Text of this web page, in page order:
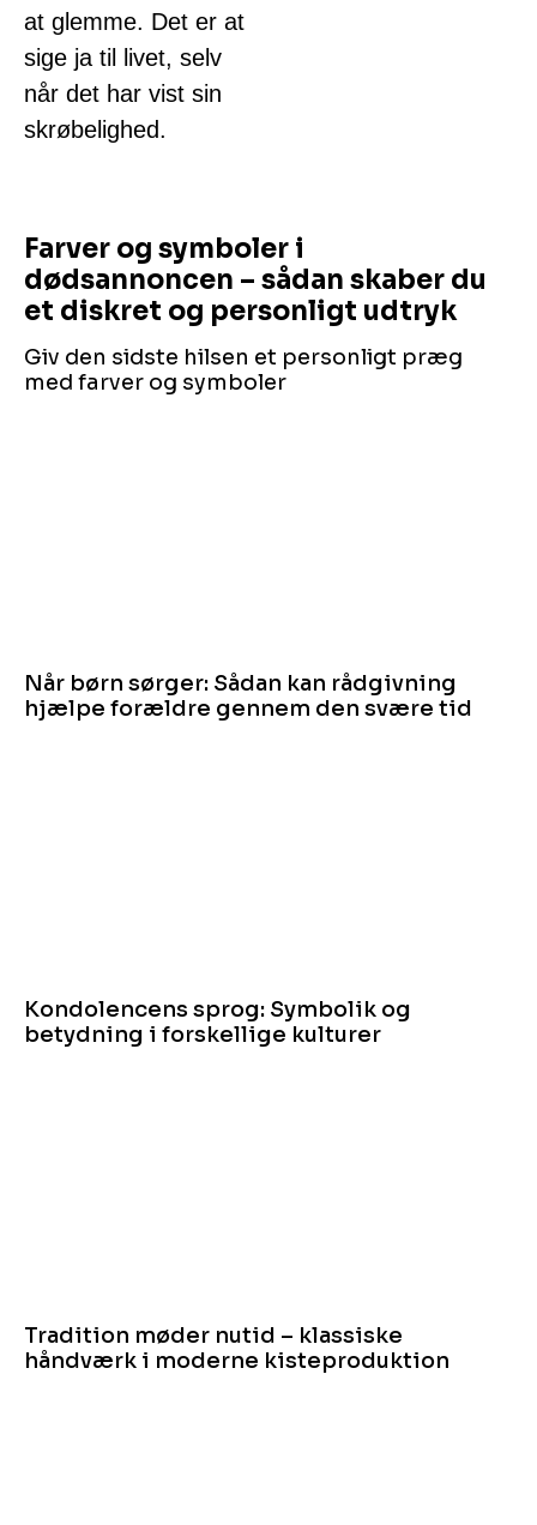
at glemme. Det er at
sige ja til livet, selv
når det har vist sin
skrøbelighed.
Farver og symboler i
dødsannoncen – sådan skaber du
et diskret og personligt udtryk
Giv den sidste hilsen et personligt præg
med farver og symboler
Når børn sørger: Sådan kan rådgivning
hjælpe forældre gennem den svære tid
Kondolencens sprog: Symbolik og
betydning i forskellige kulturer
Tradition møder nutid – klassiske
håndværk i moderne kisteproduktion